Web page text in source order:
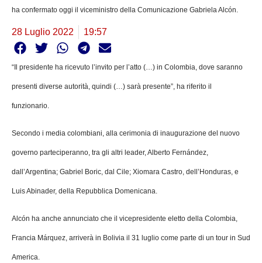
ha confermato oggi il viceministro della Comunicazione Gabriela Alcón.
28 Luglio 2022 19:57
“Il presidente ha ricevuto l’invito per l’atto (…) in Colombia, dove saranno
presenti diverse autorità, quindi (…) sarà presente”, ha riferito il
funzionario.
Secondo i media colombiani, alla cerimonia di inaugurazione del nuovo
governo parteciperanno, tra gli altri leader, Alberto Fernández,
dall’Argentina; Gabriel Boric, dal Cile; Xiomara Castro, dell’Honduras, e
Luis Abinader, della Repubblica Domenicana.
Alcón ha anche annunciato che il vicepresidente eletto della Colombia,
Francia Márquez, arriverà in Bolivia il 31 luglio come parte di un tour in Sud
America.